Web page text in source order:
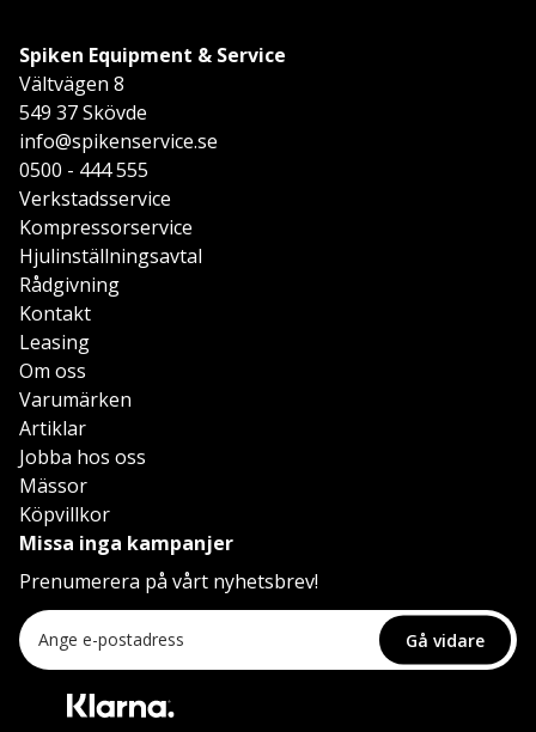
Spiken Equipment & Service
Vältvägen 8
549 37 Skövde
info@spikenservice.se
0500 - 444 555
Verkstadsservice
Kompressorservice
Hjulinställningsavtal
Rådgivning
Kontakt
Leasing
Om oss
Varumärken
Artiklar
Jobba hos oss
Mässor
Köpvillkor
Missa inga kampanjer
Prenumerera på vårt nyhetsbrev!
Gå vidare